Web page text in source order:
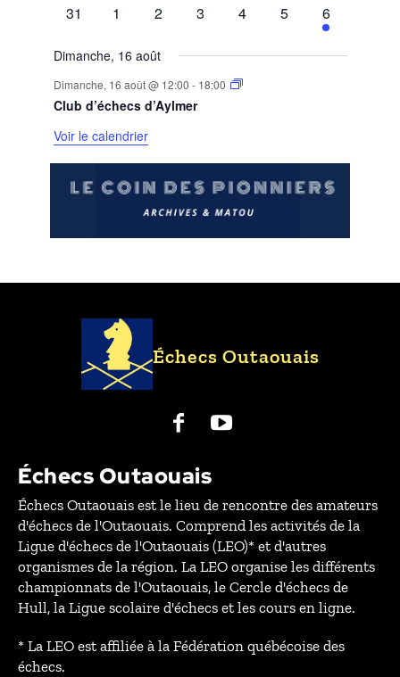
0
31
0
1
0
2
0
3
0
4
0
évènements
5
1
évènement
6
Dimanche, 16 août
Dimanche, 16 août @ 12:00 - 18:00
Club d’échecs d’Aylmer
Voir le calendrier
Échecs Outaouais
Échecs Outaouais
Échecs Outaouais est le lieu de rencontre des amateurs
d'échecs de l'Outaouais. Comprend les activités de la
Ligue d'échecs de l'Outaouais (LEO)* et d'autres
organismes de la région. La LEO organise les différents
championnats de l'Outaouais, le Cercle d'échecs de
Hull, la Ligue scolaire d'échecs et les cours en ligne.
* La LEO est affiliée à la Fédération québécoise des
échecs.